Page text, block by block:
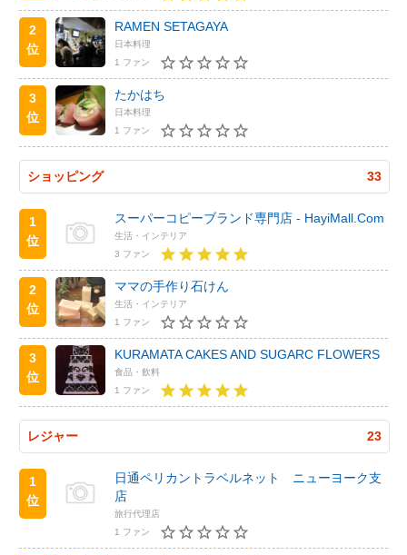
2
位
RAMEN SETAGAYA
日本料理
1 ファン
3
位
たかはち
日本料理
1 ファン
ショッピング 33
1
位
スーパーコピーブランド専門店 - HayiMall.Com
生活・インテリア
3 ファン
2
位
ママの手作り石けん
生活・インテリア
1 ファン
3
位
KURAMATA CAKES AND SUGARC FLOWERS
食品・飲料
1 ファン
レジャー 23
1
位
日通ペリカントラベルネット ニューヨーク支
店
旅行代理店
1 ファン